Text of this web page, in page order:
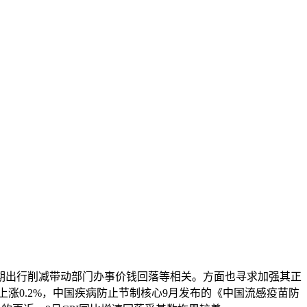
行削减带动部门办事价钱回落等相关。方面也寻求加强其正
0.2%，中国疾病防止节制核心9月发布的《中国流感疫苗防